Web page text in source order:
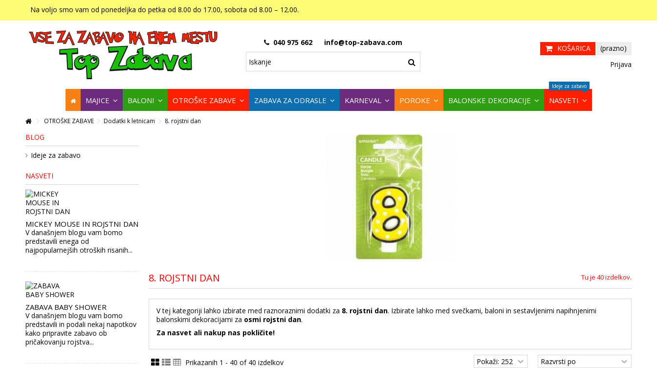
Na voljo smo vam od ponedeljka do petka od 8.00 do 17.00, sobota od 8.00 – 12.00.
040 975 662 info@top-zabava.com
KOŠARICA
(prazno)
Prijava
MAJICE BALONI OTROŠKE ZABAVE ZABAVA ZA ODRASLE KARNEVAL POROKE BALONSKE DEKORACIJE NASVETI
Ideje za zabavo
OTROŠKE ZABAVE Dodatki k letnicam 8. rojstni dan
8. ROJSTNI DAN Tu je 40 izdelkov.
V tej kategoriji lahko izbirate med raznoraznimi dodatki za 8. rojstni dan. Izbirate lahko med svečkami, baloni in sestavljenimi napihnjenimi
balonskimi dekoracijami za osmi rojstni dan.
Za nasvet ali nakup nas pokličite!
Prikazanih 1 - 40 of 40 izdelkov
BLOG
Ideje za zabavo
NASVETI
MICKEY MOUSE IN ROJSTNI DAN
V današnjem blogu vam bomo
predstavili enega od
najpopularnejših otroških risanih...
ZABAVA BABY SHOWER
V današnjem blogu vam bomo
predstavili in podali nekaj napotkov
kako pripravite zabavo ob
pričakovanju rojstva...